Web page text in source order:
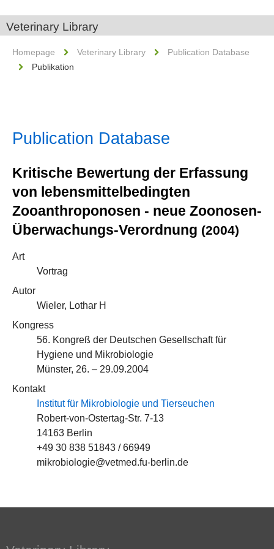
Veterinary Library
Homepage Veterinary Library
Publication Database
Publikation
Publication Database
Kritische Bewertung der Erfassung
von lebensmittelbedingten
Zooanthroponosen - neue Zoonosen-
Überwachungs-Verordnung (2004)
Art
Vortrag
Autor
Wieler, Lothar H
Kongress
56. Kongreß der Deutschen Gesellschaft für
Hygiene und Mikrobiologie
Münster, 26. – 29.09.2004
Kontakt
Institut für Mikrobiologie und Tierseuchen
Robert-von-Ostertag-Str. 7-13
14163 Berlin
+49 30 838 51843 / 66949
mikrobiologie@vetmed.fu-berlin.de